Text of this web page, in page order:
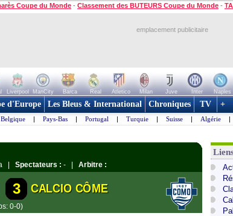
Coupe du Monde - Classement des BUTEURS Coupe du Monde -
emplacement publicitaire
Liverpool ManCity Barca Real Atletico Milan Juve Inter Naples
d'Europe Les Bleus & International Chroniques TV +
Belgique | Pays-Bas | Portugal | Turquie | Suisse | Algérie |
| Spectateurs : - | Arbitre :
3 CALCIO CÔME
0-0)